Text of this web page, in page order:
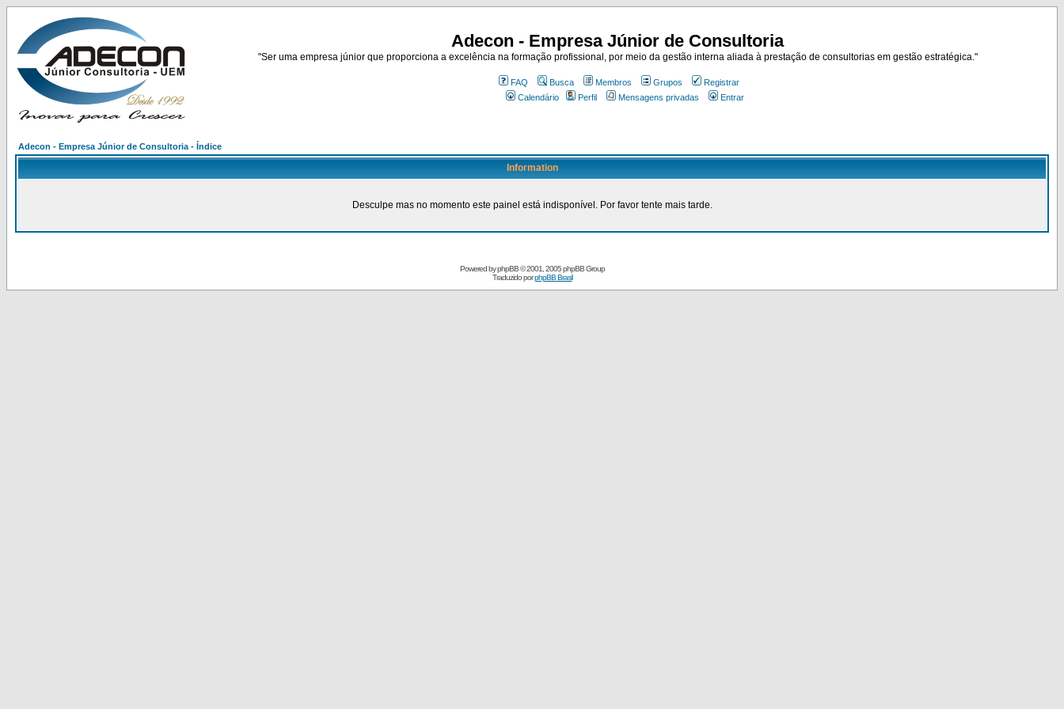
Adecon - Empresa Júnior de Consultoria
"Ser uma empresa júnior que proporciona a excelência na formação profissional, por meio da gestão interna aliada à prestação de consultorias em gestão estratégica."
FAQ Busca Membros Grupos
Registrar
Calendário
Perfil Mensagens privadas Entrar
Adecon - Empresa Júnior de Consultoria - Índice
Information
Desculpe mas no momento este painel está indisponível. Por favor tente mais tarde.
Powered byphpBB© 2001, 2005 phpBB Group
Traduzido porphpBB Brasil